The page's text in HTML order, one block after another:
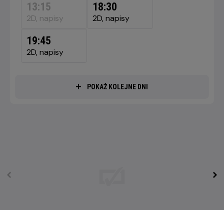
SIERPNIA
2026
13:15
2D, napisy
18:30
2D, napisy
19:45
2D, napisy
POKAŻ KOLEJNE DNI